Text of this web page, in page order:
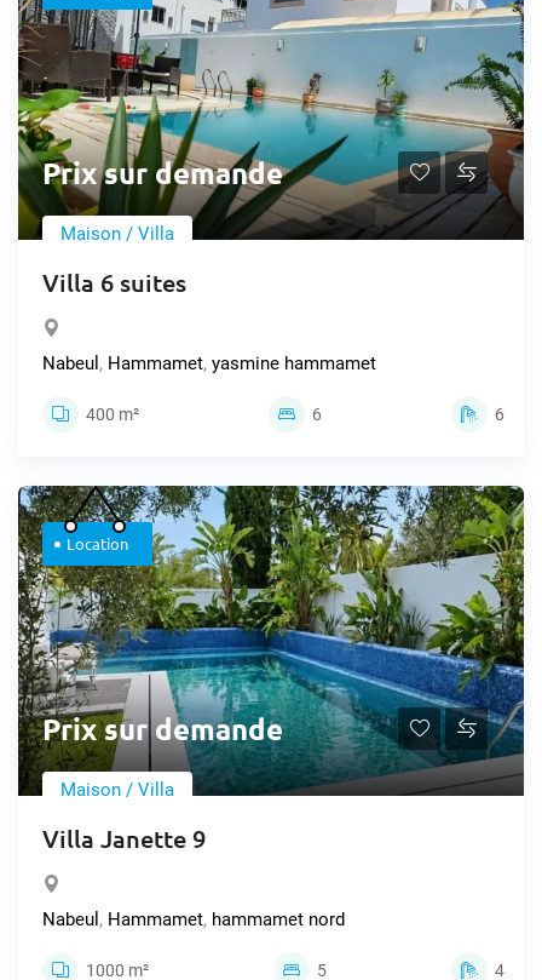
Prix sur demande
Maison / Villa
Villa 6 suites
Nabeul , Hammamet, yasmine hammamet
400 m² 6 6
Location
Prix sur demande
Maison / Villa
Villa Janette 9
Nabeul , Hammamet, hammamet nord
1000 m² 5 4